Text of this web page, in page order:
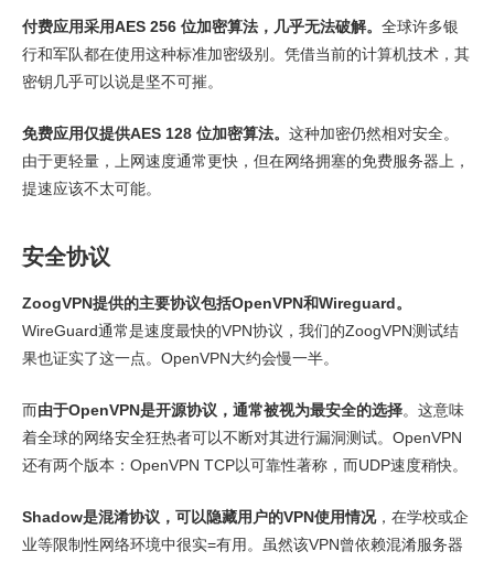
付费应用采用AES 256 位加密算法，几乎无法破解。 全球许多银
行和军队都在使用这种标准加密级别。凭借当前的计算机技术，其
密钥几乎可以说是坚不可摧。
免费应用仅提供AES 128 位加密算法。 这种加密仍然相对安全。
由于更轻量，上网速度通常更快，但在网络拥塞的免费服务器上，
提速应该不太可能。
安全协议
ZoogVPN提供的主要协议包括OpenVPN和Wireguard。
WireGuard通常是速度最快的VPN协议，我们的ZoogVPN测试结
果也证实了这一点。OpenVPN大约会慢一半。
而由于OpenVPN是开源协议，通常被视为最安全的选择。这意味
着全球的网络安全狂热者可以不断对其进行漏洞测试。OpenVPN
还有两个版本：OpenVPN TCP以可靠性著称，而UDP速度稍快。
Shadow是混淆协议，可以隐藏用户的VPN使用情况，在学校或企
业等限制性网络环境中很实=有用。虽然该VPN曾依赖混淆服务器